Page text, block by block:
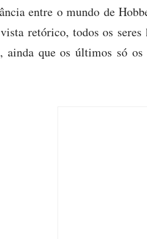
entre o mundo de
retórico, todos os
ainda que os últimos só